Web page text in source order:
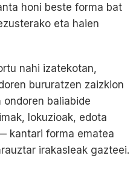
honi beste forma bat
eta haien
nahi izatekotan,
bururatzen zaizkion
baliabide
lokuzioak, edota
kantari forma ematea
irakasleak gazteei.